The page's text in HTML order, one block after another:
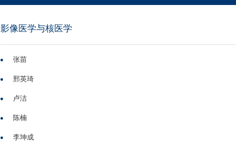
影像医学与核医学
张苗
邢英琦
卢洁
陈楠
李坤成